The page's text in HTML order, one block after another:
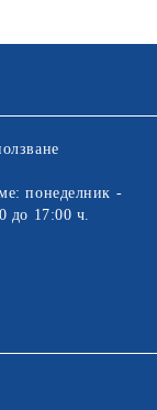
понеделник -
до 17:00 ч.